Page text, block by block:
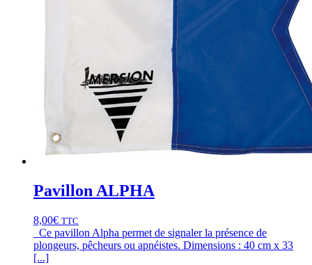
Pavillon ALPHA
8,00€ TTC
Ce pavillon Alpha permet de signaler la présence de
plongeurs, pêcheurs ou apnéistes. Dimensions : 40 cm x 33
[...]